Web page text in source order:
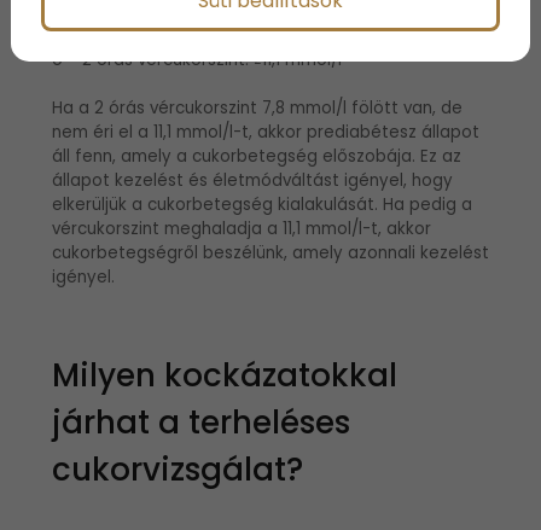
o Éhgyomri vércukorszint: ≥7,0 mmol/l
o 2 órás vércukorszint: ≥11,1 mmol/l
Ha a 2 órás vércukorszint 7,8 mmol/l fölött van, de
nem éri el a 11,1 mmol/l-t, akkor prediabétesz állapot
áll fenn, amely a cukorbetegség előszobája. Ez az
állapot kezelést és életmódváltást igényel, hogy
elkerüljük a cukorbetegség kialakulását. Ha pedig a
vércukorszint meghaladja a 11,1 mmol/l-t, akkor
cukorbetegségről beszélünk, amely azonnali kezelést
igényel.
Milyen kockázatokkal
járhat a terheléses
cukorvizsgálat?